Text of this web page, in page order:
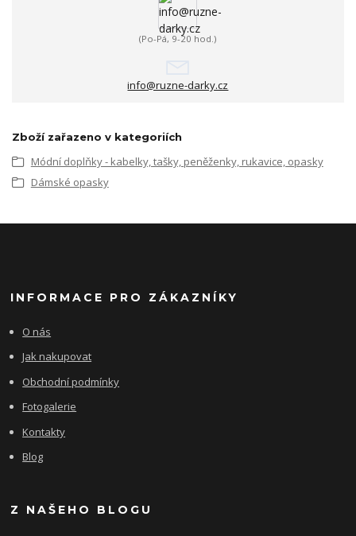
(Po-Pá, 9-20 hod.)
info@ruzne-darky.cz
Zboží zařazeno v kategoriích
Módní doplňky - kabelky, tašky, peněženky, rukavice, opasky
Dámské opasky
INFORMACE PRO ZÁKAZNÍKY
O nás
Jak nakupovat
Obchodní podmínky
Fotogalerie
Kontakty
Blog
Z NAŠEHO BLOGU